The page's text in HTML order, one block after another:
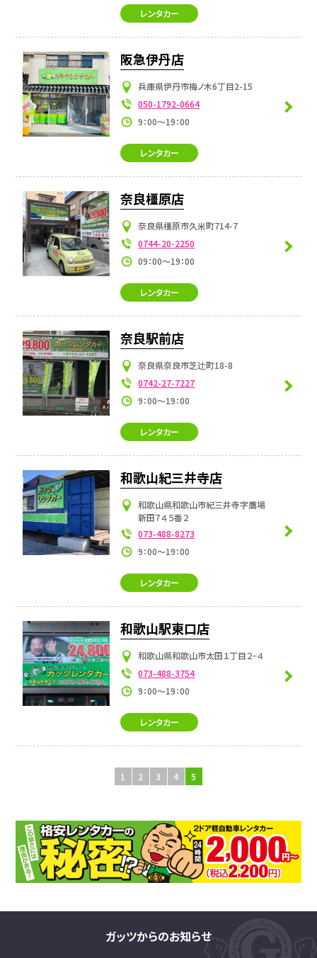
レンタカー
阪急伊丹店
兵庫県伊丹市梅ノ木6丁目2-15
050-1792-0664
9：00～19：00
レンタカー
奈良橿原店
奈良県橿原市久米町714-7
0744-20-2250
09：00～19：00
レンタカー
奈良駅前店
奈良県奈良市芝辻町18-8
0742-27-7227
9：00～19：00
レンタカー
和歌山紀三井寺店
和歌山県和歌山市紀三井寺字鷹場
新田７４５番２
073-488-8273
9：00～19：00
レンタカー
和歌山駅東口店
和歌山県和歌山市太田１丁目２−４
073-488-3754
9：00～19：00
レンタカー
1 2 3 4 5
ガッツからのお知らせ